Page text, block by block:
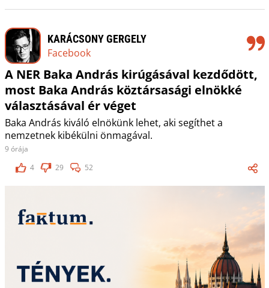
KARÁCSONY GERGELY
Facebook
A NER Baka András kirúgásával kezdődött,
most Baka András köztársasági elnökké
választásával ér véget
Baka András kiváló elnökünk lehet, aki segíthet a
nemzetnek kibékülni önmagával.
9 órája
4
29 52